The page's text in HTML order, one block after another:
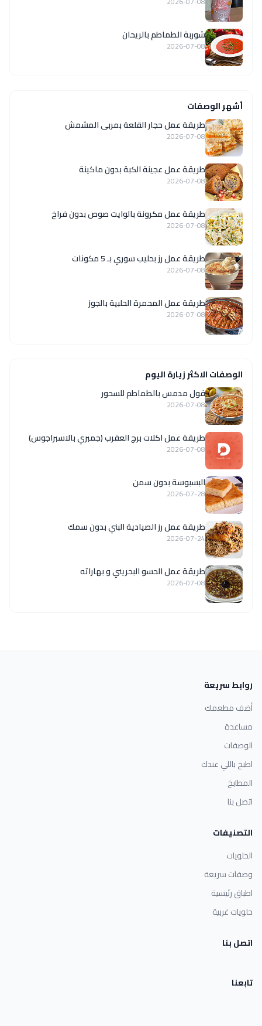
شوربة الطماطم بالريحان
2026-07-08
أشهر الوصفات
طريقة عمل حجار القلعة بمربى المشمش
2026-07-08
طريقة عمل عجينة الكبة بدون ماكينة
2026-07-08
طريقة عمل مكرونة بالوايت صوص بدون فراخ
2026-07-08
طريقة عمل رز بحليب سوري بـ 5 مكونات
2026-07-08
طريقة عمل المحمرة الحلبية بالجوز
2026-07-08
الوصفات الاكثر زيارة اليوم
فول مدمس بالطماطم للسحور
2026-07-08
طريقة عمل اكلات برج العقرب (جمبري بالاسبراجوس)
2026-07-08
البسبوسة بدون سمن
2026-07-28
طريقة عمل رز الصيادية البني بدون سمك
2026-07-24
طريقة عمل الحسو البحريني و بهاراته
2026-07-08
روابط سريعة
أضف مطعمك
مساعدة
الوصفات
اطبخ باللي عندك
المطابخ
اتصل بنا
التصنيفات
الحلويات
وصفات سريعة
اطباق رئيسية
حلويات غربية
اتصل بنا
تابعنا